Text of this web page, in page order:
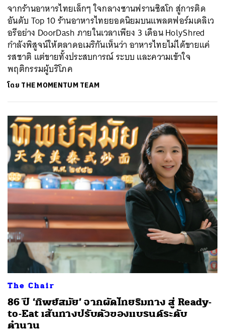
จากร้านอาหารไทยเล็กๆ ใจกลางซานฟรานซิสโก สู่การติด
อันดับ Top 10 ร้านอาหารไทยยอดนิยมบนแพลตฟอร์มเดลิเว
อรีอย่าง DoorDash ภายในเวลาเพียง 3 เดือน HolyShred
กำลังพิสูจน์ให้ตลาดอเมริกันเห็นว่า อาหารไทยไม่ได้ขายแค่
รสชาติ แต่ขายทั้งประสบการณ์ ระบบ และความเข้าใจ
พฤติกรรมผู้บริโภค
โดย THE MOMENTUM TEAM
The Chair
86 ปี ‘ทิพย์สมัย’ จากผัดไทยริมทาง สู่ Ready-
to-Eat เส้นทางปรับตัวของแบรนด์ระดับ
ตำนาน